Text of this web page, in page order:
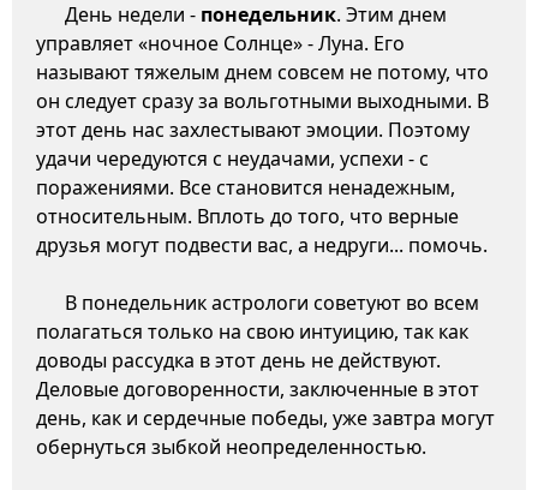
День недели - понедельник. Этим днем
управляет «ночное Солнце» - Луна. Его
называют тяжелым днем совсем не потому, что
он следует сразу за вольготными выходными. В
этот день нас захлестывают эмоции. Поэтому
удачи чередуются с неудачами, успехи - с
поражениями. Все становится ненадежным,
относительным. Вплоть до того, что верные
друзья могут подвести вас, а недруги... помочь.
В понедельник астрологи советуют во всем
полагаться только на свою интуицию, так как
доводы рассудка в этот день не действуют.
Деловые договоренности, заключенные в этот
день, как и сердечные победы, уже завтра могут
обернуться зыбкой неопределенностью.